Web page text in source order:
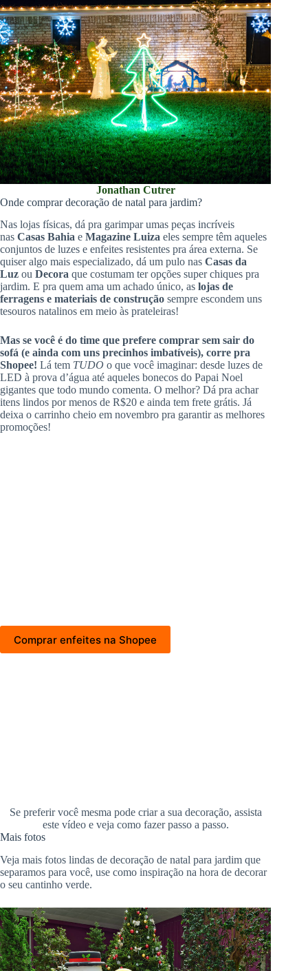
Jonathan Cutrer
Onde comprar decoração de natal para jardim?
Nas lojas físicas, dá pra garimpar umas peças incríveis
nas Casas Bahia e Magazine Luiza eles sempre têm aqueles
conjuntos de luzes e enfeites resistentes pra área externa. Se
quiser algo mais especializado, dá um pulo nas Casas da
Luz ou Decora que costumam ter opções super chiques pra
jardim. E pra quem ama um achado único, as lojas de
ferragens e materiais de construção sempre escondem uns
tesouros natalinos em meio às prateleiras!
Mas se você é do time que prefere comprar sem sair do
sofá (e ainda com uns precinhos imbatíveis), corre pra
Shopee! Lá tem TUDO o que você imaginar: desde luzes de
LED à prova d’água até aqueles bonecos do Papai Noel
gigantes que todo mundo comenta. O melhor? Dá pra achar
itens lindos por menos de R$20 e ainda tem frete grátis. Já
deixa o carrinho cheio em novembro pra garantir as melhores
promoções!
Comprar enfeites na Shopee
Se preferir você mesma pode criar a sua decoração, assista
este vídeo e veja como fazer passo a passo.
Mais fotos
Veja mais fotos lindas de decoração de natal para jardim que
separamos para você, use como inspiração na hora de decorar
o seu cantinho verde.